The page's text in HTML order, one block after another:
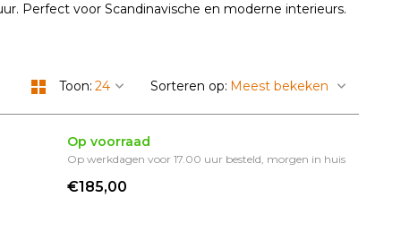
Perfect voor Scandinavische en moderne interieurs.
Toon: Sorteren op:
Op voorraad
Op werkdagen voor 17.00 uur besteld, morgen in huis
€185,00